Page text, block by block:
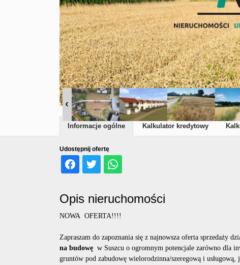
Udostępnij ofertę
Informacje ogólne Kalkulator kredytowy
Opis nieruchomości
NOWA OFERTA!!!!
Zapraszam do zapoznania się z najnowsza oferta sprzedaży
na budowę w Suszcu o ogromnym potencjale zarówno dla
gruntów pod zabudowę wielorodzinna/szeregową i